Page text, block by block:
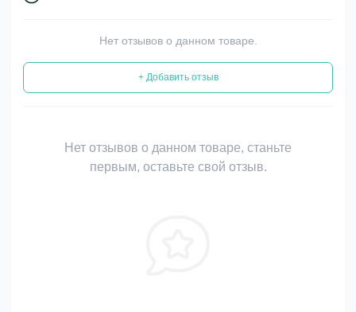
Нет отзывов о данном товаре.
+ Добавить отзыв
Нет отзывов о данном товаре, станьте
первым, оставьте свой отзыв.